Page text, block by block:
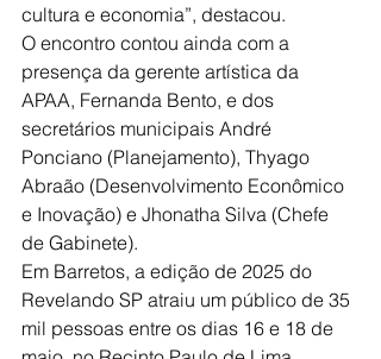
cultura e economia”, destacou.
O encontro contou ainda com a
presença da gerente artística da
APAA, Fernanda Bento, e dos
secretários municipais André
Ponciano (Planejamento), Thyago
Abraão (Desenvolvimento Econômico
e Inovação) e Jhonatha Silva (Chefe
de Gabinete).
Em Barretos, a edição de 2025 do
Revelando SP atraiu um público de 35
mil pessoas entre os dias 16 e 18 de